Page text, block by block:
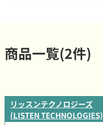
商品一覧(2件)
リッスンテクノロジーズ
(LISTEN TECHNOLOGIES)